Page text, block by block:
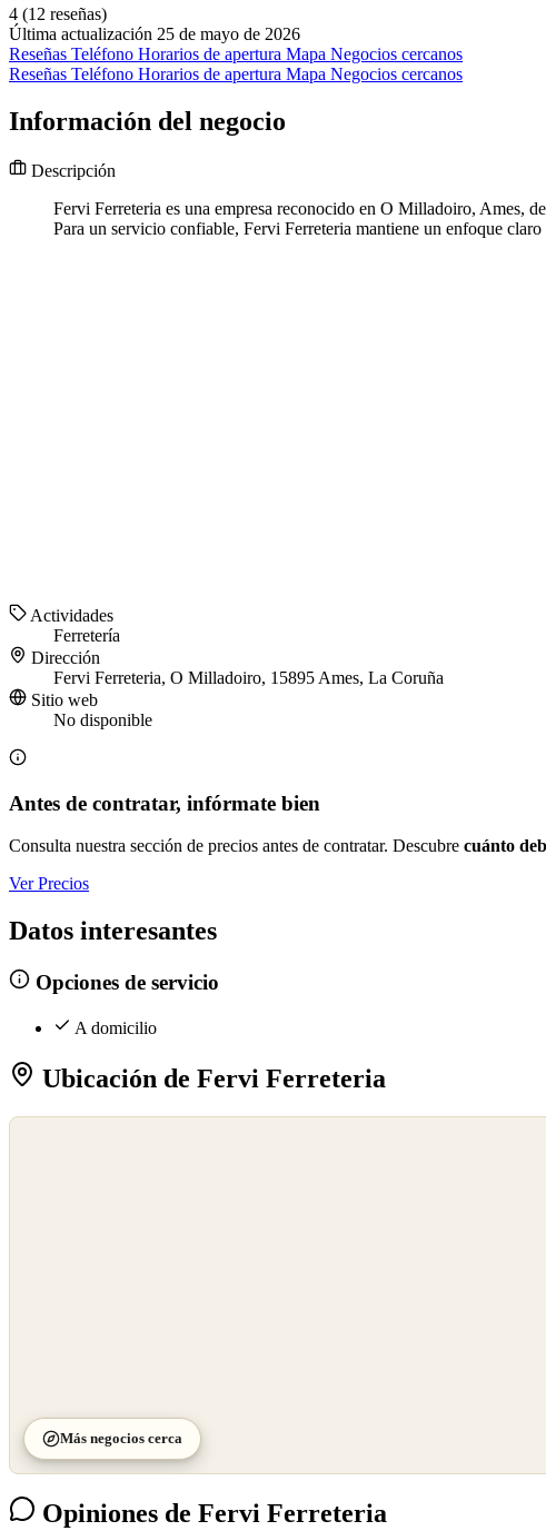
4 (12 reseñas)
Última actualización 25 de mayo de 2026
Reseñas Teléfono Horarios de apertura Mapa Negocios cercanos
Reseñas Teléfono Horarios de apertura Mapa Negocios cercanos
Información del negocio
Descripción
Fervi Ferreteria es una empresa reconocido en O Milladoiro, Ames,
Para un servicio confiable, Fervi Ferreteria mantiene un enfoque
Actividades
Ferretería
Dirección
Fervi Ferreteria, O Milladoiro, 15895 Ames, La Coruña
Sitio web
No disponible
Antes de contratar, infórmate bien
Consulta nuestra sección de precios antes de contratar. Descubre cuánto
Ver Precios
Datos interesantes
Opciones de servicio
A domicilio
Ubicación de Fervi Ferreteria
Más negocios cerca
Opiniones de Fervi Ferreteria